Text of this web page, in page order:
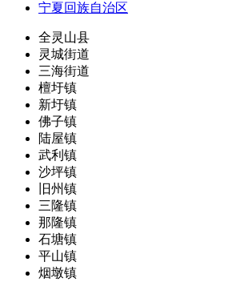
宁夏回族自治区
全灵山县
灵城街道
三海街道
檀圩镇
新圩镇
佛子镇
陆屋镇
武利镇
沙坪镇
旧州镇
三隆镇
那隆镇
石塘镇
平山镇
烟墩镇